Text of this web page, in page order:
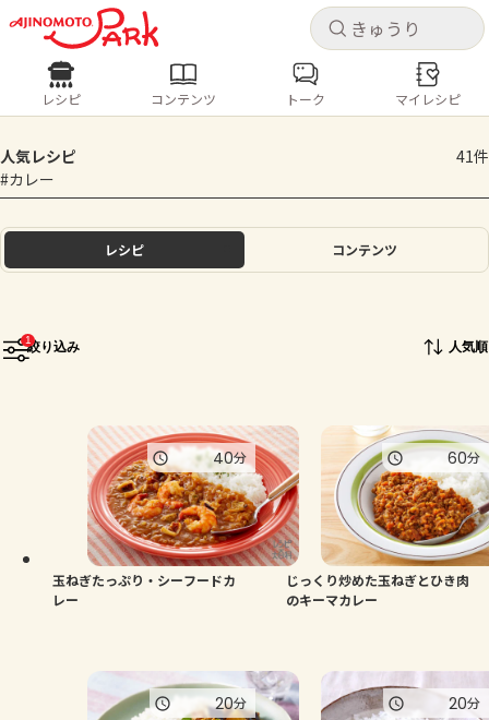
キャ
ログインするとレシピを保存できます
ホーム
トーク
よくあるお問い合わせ
お買い物
キャ
レシピ コンテンツ
人気の食材・レシピ
きゅうり とうもろこし
レシピ コンテンツ トーク マイレシピ
人気レシピ
41件
#カレー
レシピ コンテンツ
1絞り込み 人気順
玉ねぎたっぷり・シーフードカ
レー
40分
じっくり炒めた玉ねぎとひき肉
のキーマカレー
60分
20分 20分